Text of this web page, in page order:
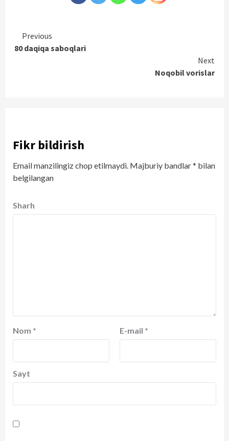
Continue
Reading
Previous
80 daqiqa saboqlari
Next
Noqobil vorislar
Fikr bildirish
Email manzilingiz chop etilmaydi. Majburiy bandlar* bilan
belgilangan
Sharh
Nom * E-mail *
Sayt